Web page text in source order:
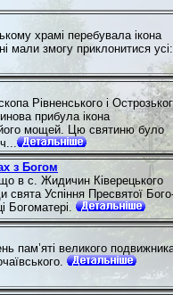
храмі перебувала ікона
мали змогу приклонитися усі:
Рівненського і
прибула ікона
його мощей. Цю святиню було
з Богом
в с. Жидичин Ківерецького
свята Успіння Пресвятої
Богоматері.
пам’яті великого